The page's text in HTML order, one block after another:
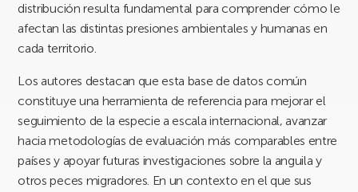
distribución resulta fundamental para comprender cómo le
afectan las distintas presiones ambientales y humanas en
cada territorio.
Los autores destacan que esta base de datos común
constituye una herramienta de referencia para mejorar el
seguimiento de la especie a escala internacional, avanzar
hacia metodologías de evaluación más comparables entre
países y apoyar futuras investigaciones sobre la anguila y
otros peces migradores. En un contexto en el que sus